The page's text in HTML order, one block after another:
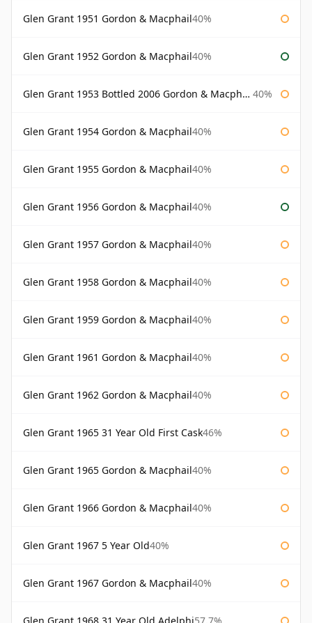
Glen Grant 1951 Gordon & Macphail40%
Glen Grant 1952 Gordon & Macphail40%
Glen Grant 1953 Bottled 2006 Gordon & Macphail 40%
Glen Grant 1954 Gordon & Macphail40%
Glen Grant 1955 Gordon & Macphail40%
Glen Grant 1956 Gordon & Macphail40%
Glen Grant 1957 Gordon & Macphail40%
Glen Grant 1958 Gordon & Macphail40%
Glen Grant 1959 Gordon & Macphail40%
Glen Grant 1961 Gordon & Macphail40%
Glen Grant 1962 Gordon & Macphail40%
Glen Grant 1965 31 Year Old First Cask46%
Glen Grant 1965 Gordon & Macphail40%
Glen Grant 1966 Gordon & Macphail40%
Glen Grant 1967 5 Year Old40%
Glen Grant 1967 Gordon & Macphail40%